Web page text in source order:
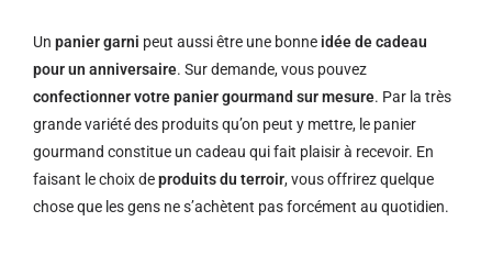
Un panier garni peut aussi être une bonne idée de cadeau
pour un anniversaire. Sur demande, vous pouvez
confectionner votre panier gourmand sur mesure. Par la très
grande variété des produits qu’on peut y mettre, le panier
gourmand constitue un cadeau qui fait plaisir à recevoir. En
faisant le choix deproduits du terroir, vous offrirez quelque
chose que les gens ne s’achètent pas forcément au quotidien.